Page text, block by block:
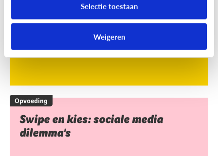
Selectie toestaan
Weigeren
Opvoeding
Swipe en kies: sociale media
dilemma's